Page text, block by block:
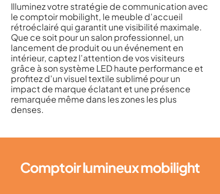
Illuminez votre stratégie de communication avec
le comptoir mobilight, le meuble d’accueil
rétroéclairé qui garantit une visibilité maximale.
Que ce soit pour un salon professionnel, un
lancement de produit ou un événement en
intérieur, captez l’attention de vos visiteurs
grâce à son système LED haute performance et
profitez d’un visuel textile sublimé pour un
impact de marque éclatant et une présence
remarquée même dans les zones les plus
denses.
Comptoir lumineux mobilight